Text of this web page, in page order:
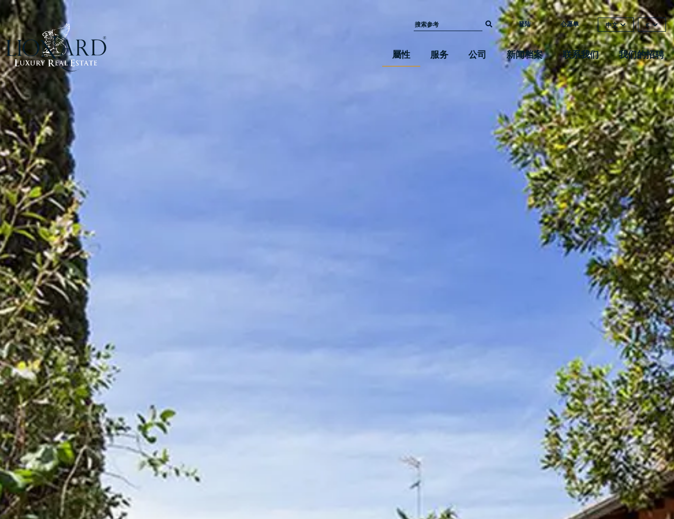
登陆 心愿单 中文 €
屬性 服务 公司 新闻档案 联系我们 我们的招聘